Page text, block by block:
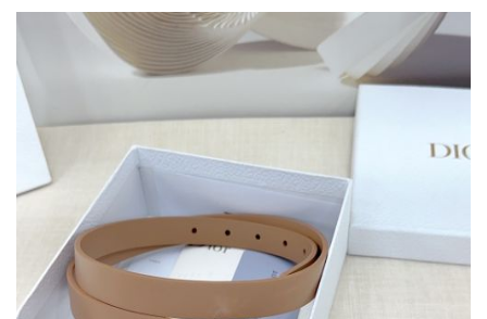
ー
録
オ
理
yoyocopys@gmail.com
2026人気特集
バッグ
財布
時計
服
ズボン
衣装セット
靴
住まい用品
アクセサリー
ベルト
スカーフ
アイフォーンケ
ース
小物
📢 新作入荷！ルイ・ヴィトンスーパーコピー バッグ最新モデルが登場。
当店は正真正銘のn級スーパーコピーのみ取扱い。最高品質の再現度を
2026春の新作続々更新中！期間中のご注文でお得な割引をご利用いただ
新作入荷！ルイ・ヴィトンスーパーコピー バッグ最新モデルが登場。